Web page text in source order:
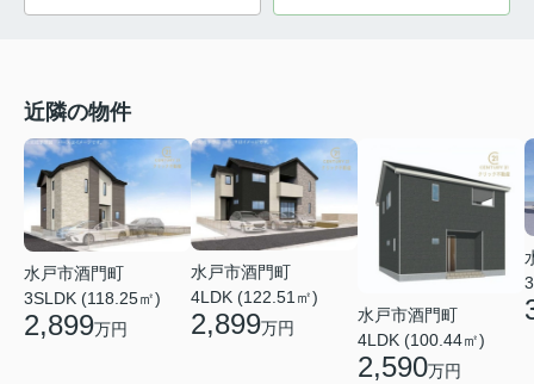
近隣の物件
水戸市酒門町
3SLDK (118.25㎡)
2,899万円
水戸市酒門町
4LDK (122.51㎡)
2,899万円
水戸市酒門町
4LDK (100.44㎡)
2,590万円